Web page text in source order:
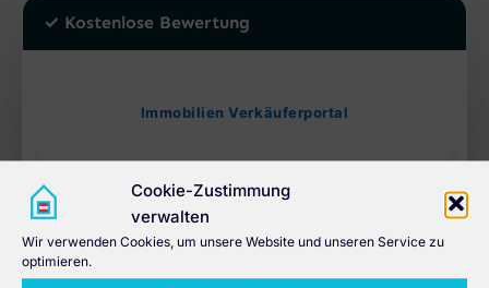
Cookie-Zustimmung
verwalten
Wir verwenden Cookies, um unsere Website und unseren Service zu
optimieren.
✓ Kostenlose Bewertung